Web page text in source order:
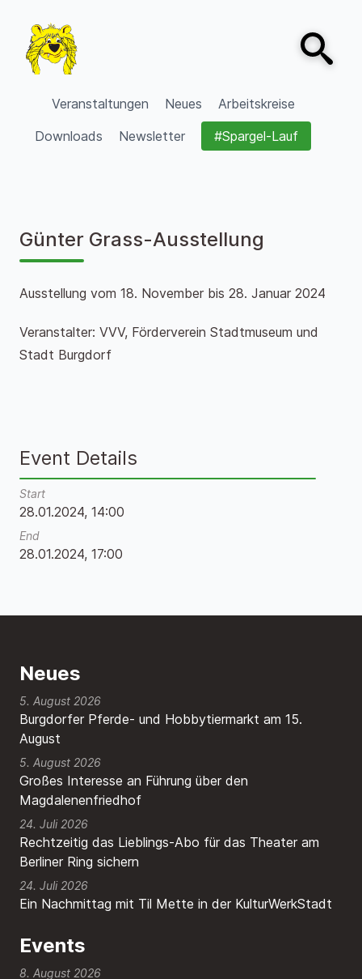
VVV Burgdorf
Veranstaltungen Neues
Arbeitskreise
Downloads
Newsletter #Spargel-Lauf
Open
Günter Grass-Ausstellung
Ausstellung vom 18. November bis 28. Januar 2024
Veranstalter: VVV, Förderverein Stadtmuseum und
Stadt Burgdorf
Event Details
Start
28.01.2024, 14:00
End
28.01.2024, 17:00
Neues
Burgdorfer Pferde- und Hobbytiermarkt am 15.
August
5. August 2026
Großes Interesse an Führung über den
Magdalenenfriedhof
5. August 2026
Rechtzeitig das Lieblings-Abo für das Theater am
Berliner Ring sichern
24. Juli 2026
Ein Nachmittag mit Til Mette in der KulturWerkStadt
24. Juli 2026
Events
8. August 2026